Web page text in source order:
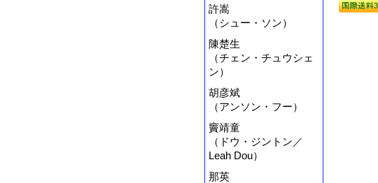
許嵩
（シュー・ソン）
陳楚生
（チェン・チュウシェ
ン）
胡彦斌
（アンソン・フー）
竇靖童
（ドウ・ジントン／
Leah Dou）
那英